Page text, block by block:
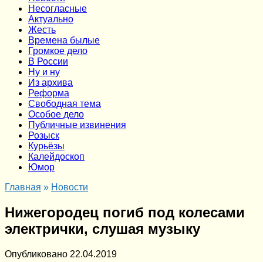
Несогласные
Актуально
Жесть
Времена былые
Громкое дело
В России
Ну и ну
Из архива
Реформа
Cвободная тема
Особое дело
Публичные извинения
Розыск
Курьёзы
Калейдоскоп
Юмор
Главная » Новости
Нижегородец погиб под колесами
электрички, слушая музыку
Опубликовано 22.04.2019